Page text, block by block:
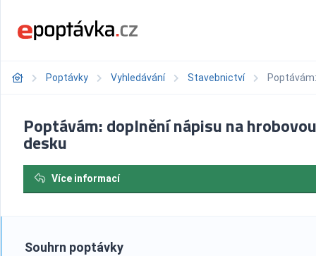
Poptávky Vyhledávání Stavebnictví
Poptávám: doplnění nápisu na hrobovou
desku
Více informací
Souhrn poptávky